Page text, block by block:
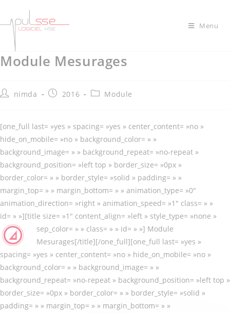
Menu
Module Mesurages
nimda 2016 Module
[one_full last= »yes » spacing= »yes » center_content= »no »
hide_on_mobile= »no » background_color= » »
background_image= » » background_repeat= »no-repeat »
background_position= »left top » border_size= »0px »
border_color= » » border_style= »solid » padding= » »
margin_top= » » margin_bottom= » » animation_type= »0″
animation_direction= »right » animation_speed= »1″ class= » »
id= » »][title size= »1″ content_align= »left » style_type= »none »
sep_color= » » class= » » id= » »] Module
Mesurages[/title][/one_full][one_full last= »yes »
spacing= »yes » center_content= »no » hide_on_mobile= »no »
background_color= » » background_image= » »
background_repeat= »no-repeat » background_position= »left top »
border_size= »0px » border_color= » » border_style= »solid »
padding= » » margin_top= » » margin_bottom= » »